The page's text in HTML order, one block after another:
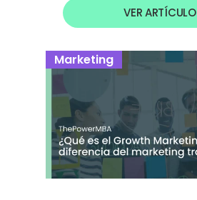
VER ARTÍCULO
Marketing